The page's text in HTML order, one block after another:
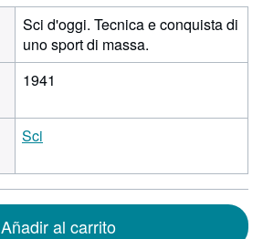
Sci d'oggi. Tecnica e conquista di
uno sport di massa.
1941
Sci
Añadir al carrito